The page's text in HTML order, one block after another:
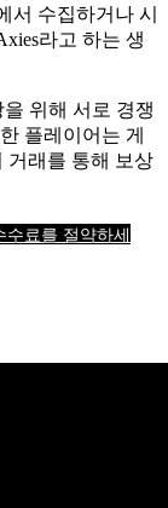
서 수집하거나 시
라고 하는 생
위해 서로 경쟁
플레이어는 게
거래를 통해 보상
료를 절약하세